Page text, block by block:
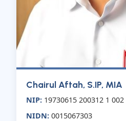
Chairul Aftah, S.IP, MIA
NIP: 19730615 200312 1 002
NIDN: 0015067303